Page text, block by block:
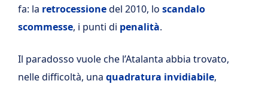
fa: la retrocessionedel 2010, lo scandalo
scommesse, i punti di penalità.
Il paradosso vuole che l’Atalanta abbia trovato,
nelle difficoltà, una quadratura invidiabile,